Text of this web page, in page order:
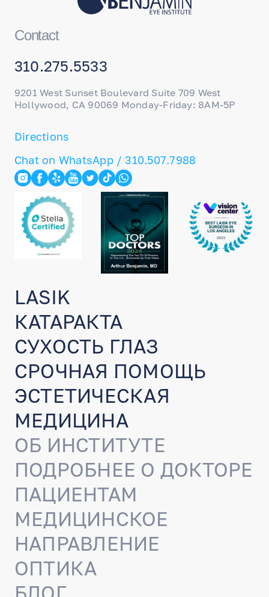
ОБ ИНСТИТУТЕ
ПОДРОБНЕЕ О ДОКТОРЕ
ПАЦИЕНТАМ
МЕДИЦИНСКОЕ
НАПРАВЛЕНИЕ
ОПТИКА
LASIK
КАТАРАКТА
СУХОСТЬ ГЛАЗ
СРОЧНАЯ ПОМОЩЬ
ЭСТЕТИЧЕСКАЯ
МЕДИЦИНА
Contact
310.275.5533
9201 West Sunset Boulevard Suite 709 West
Hollywood, CA 90069 Monday-Friday: 8AM-5P
Directions
Chat on WhatsApp / 310.507.7988